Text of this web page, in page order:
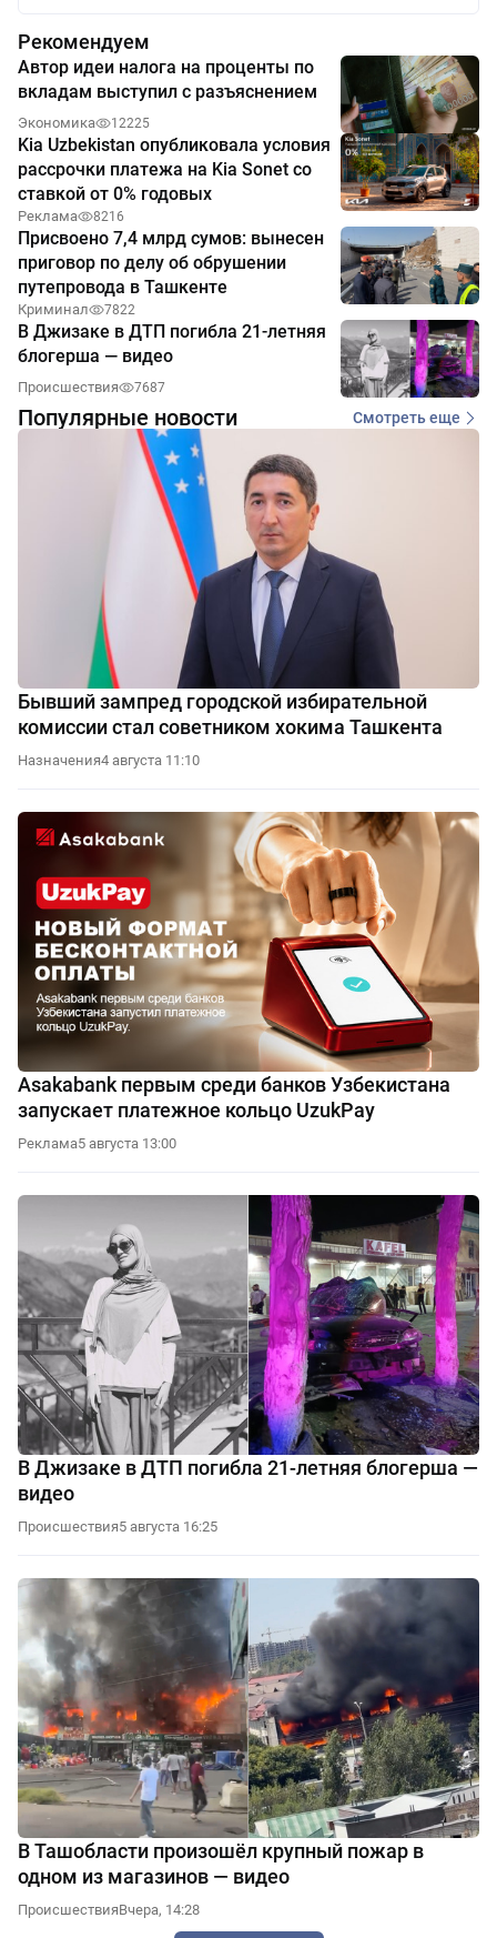
Рекомендуем
Автор идеи налога на проценты по
вкладам выступил с разъяснением
Экономика 12225
Kia Uzbekistan опубликовала условия
рассрочки платежа на Kia Sonet со
ставкой от 0% годовых
Реклама 8216
Присвоено 7,4 млрд сумов: вынесен
приговор по делу об обрушении
путепровода в Ташкенте
Криминал 7822
В Джизаке в ДТП погибла 21-летняя
блогерша — видео
Происшествия 7687
Популярные новости Смотреть еще
Бывший зампред городской избирательной
комиссии стал советником хокима Ташкента
Назначения4 августа 11:10
Asakabank первым среди банков Узбекистана
запускает платежное кольцо UzukPay
Реклама5 августа 13:00
В Джизаке в ДТП погибла 21-летняя блогерша —
видео
Происшествия5 августа 16:25
В Ташобласти произошёл крупный пожар в
одном из магазинов — видео
ПроисшествияВчера, 14:28